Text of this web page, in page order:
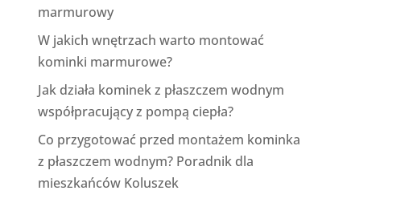
marmurowy
W jakich wnętrzach warto montować
kominki marmurowe?
Jak działa kominek z płaszczem wodnym
współpracujący z pompą ciepła?
Co przygotować przed montażem kominka
z płaszczem wodnym? Poradnik dla
mieszkańców Koluszek